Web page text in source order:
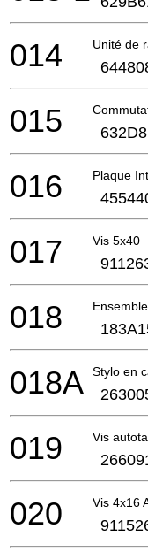
Unité de
014
015
Plaque
016
Vis 5x40
017
018
Stylo en
018A
Vis
019
Vis 4x16
020